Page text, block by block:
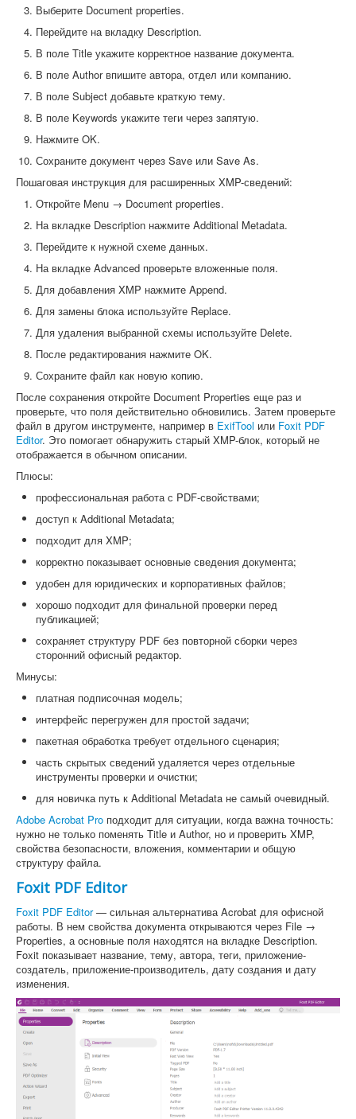
Выберите Document properties.
Перейдите на вкладку Description.
В поле Title укажите корректное название документа.
В поле Author впишите автора, отдел или компанию.
В поле Subject добавьте краткую тему.
В поле Keywords укажите теги через запятую.
Нажмите OK.
Сохраните документ через Save или Save As.
Пошаговая инструкция для расширенных XMP-сведений:
Откройте Menu → Document properties.
На вкладке Description нажмите Additional Metadata.
Перейдите к нужной схеме данных.
На вкладке Advanced проверьте вложенные поля.
Для добавления XMP нажмите Append.
Для замены блока используйте Replace.
Для удаления выбранной схемы используйте Delete.
После редактирования нажмите OK.
Сохраните файл как новую копию.
После сохранения откройте Document Properties еще раз и
проверьте, что поля действительно обновились. Затем проверьте
файл в другом инструменте, например в ExifTool или Foxit PDF
Editor. Это помогает обнаружить старый XMP-блок, который не
отображается в обычном описании.
Плюсы:
профессиональная работа с PDF-свойствами;
доступ к Additional Metadata;
подходит для XMP;
корректно показывает основные сведения документа;
удобен для юридических и корпоративных файлов;
хорошо подходит для финальной проверки перед
публикацией;
сохраняет структуру PDF без повторной сборки через
сторонний офисный редактор.
Минусы:
платная подписочная модель;
интерфейс перегружен для простой задачи;
пакетная обработка требует отдельного сценария;
часть скрытых сведений удаляется через отдельные
инструменты проверки и очистки;
для новичка путь к Additional Metadata не самый очевидный.
Adobe Acrobat Pro подходит для ситуации, когда важна точность:
нужно не только поменять Title и Author, но и проверить XMP,
свойства безопасности, вложения, комментарии и общую
структуру файла.
Foxit PDF Editor
Foxit PDF Editor— сильная альтернатива Acrobat для офисной
работы. В нем свойства документа открываются через File →
Properties, а основные поля находятся на вкладке Description.
Foxit показывает название, тему, автора, теги, приложение-
создатель, приложение-производитель, дату создания и дату
изменения.